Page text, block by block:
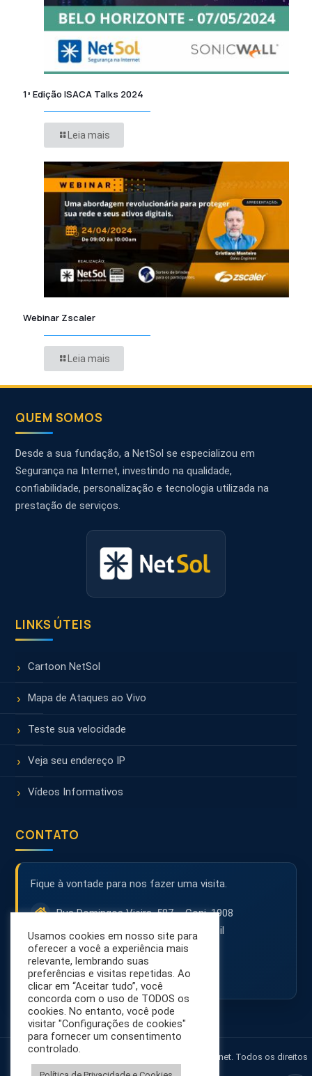
1ª Edição ISACA Talks 2024
Leia mais
Webinar Zscaler
Leia mais
QUEM SOMOS
Desde a sua fundação, a NetSol se especializou em
Segurança na Internet, investindo na qualidade,
confiabilidade, personalização e tecnologia utilizada na
prestação de serviços.
LINKS ÚTEIS
Cartoon NetSol
Mapa de Ataques ao Vivo
Teste sua velocidade
Veja seu endereço IP
Vídeos Informativos
CONTATO
Fique à vontade para nos fazer uma visita.
Rua Domingos Vieira, 587 – Conj. 1908
30150-242 – Belo Horizonte – MG – Brasil
(31) 3071-8001
contato@netsol.com.br
© 2026 NetSol - Segurança na Internet. Todos os direitos
Usamos cookies em nosso site para
oferecer a você a experiência mais
relevante, lembrando suas
preferências e visitas repetidas. Ao
clicar em “Aceitar tudo”, você
concorda com o uso de TODOS os
cookies. No entanto, você pode
visitar "Configurações de cookies"
para fornecer um consentimento
controlado.